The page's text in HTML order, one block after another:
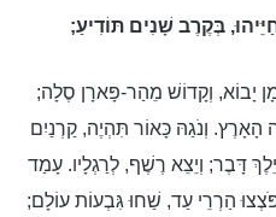
בְּקֶרֶב שָׁנִים תּוֹדִיעַ;
יָבוֹא, וְקָדוֹשׁ מֵהַר-פָּארָן סֶלָה;
וְנֹגַהּ כָּאוֹר תִּהְיֶה, קַרְנַיִם
יֵלֶךְ דָּבֶר; וְיֵצֵא רֶשֶׁף, לְרַגְלָיו. עָמַד
הַרְרֵי עַד, שַׁחוּ גִּבְעוֹת עוֹלָם;